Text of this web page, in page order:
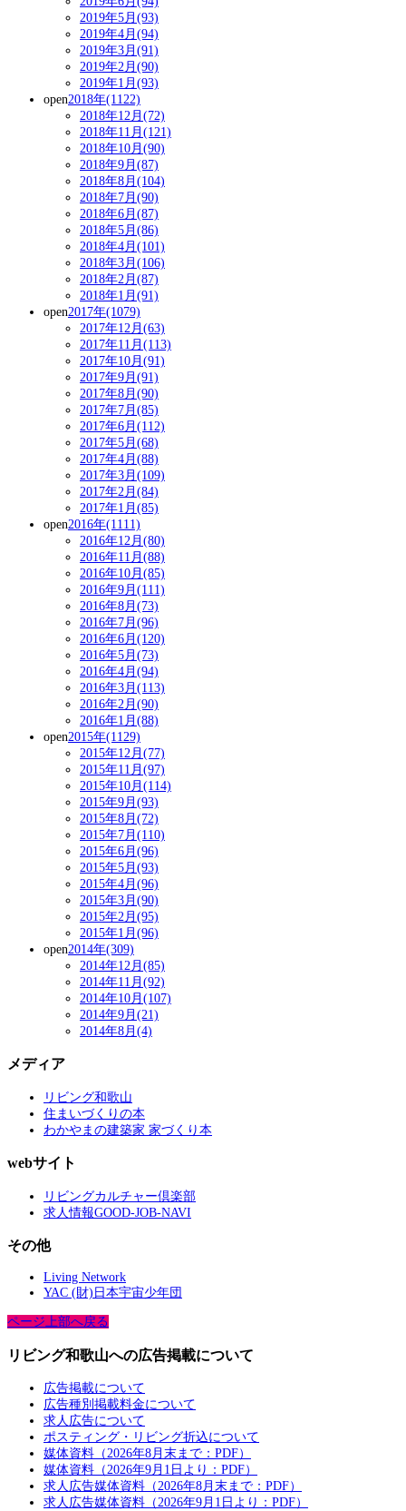
2019年5月(93)
2019年4月(94)
2019年3月(91)
2019年2月(90)
2019年1月(93)
open2018年(1122)
2018年12月(72)
2018年11月(121)
2018年10月(90)
2018年9月(87)
2018年8月(104)
2018年7月(90)
2018年6月(87)
2018年5月(86)
2018年4月(101)
2018年3月(106)
2018年2月(87)
2018年1月(91)
open2017年(1079)
2017年12月(63)
2017年11月(113)
2017年10月(91)
2017年9月(91)
2017年8月(90)
2017年7月(85)
2017年6月(112)
2017年5月(68)
2017年4月(88)
2017年3月(109)
2017年2月(84)
2017年1月(85)
open2016年(1111)
2016年12月(80)
2016年11月(88)
2016年10月(85)
2016年9月(111)
2016年8月(73)
2016年7月(96)
2016年6月(120)
2016年5月(73)
2016年4月(94)
2016年3月(113)
2016年2月(90)
2016年1月(88)
open2015年(1129)
2015年12月(77)
2015年11月(97)
2015年10月(114)
2015年9月(93)
2015年8月(72)
2015年7月(110)
2015年6月(96)
2015年5月(93)
2015年4月(96)
2015年3月(90)
2015年2月(95)
2015年1月(96)
open2014年(309)
2014年12月(85)
2014年11月(92)
2014年10月(107)
2014年9月(21)
2014年8月(4)
メディア
リビング和歌山
住まいづくりの本
わかやまの建築家 家づくり本
webサイト
リビングカルチャー倶楽部
求人情報GOOD-JOB-NAVI
その他
Living Network
YAC (財)日本宇宙少年団
ページ上部へ戻る
リビング和歌山への広告掲載について
広告掲載について
広告種別掲載料金について
求人広告について
ポスティング・リビング折込について
媒体資料（2026年8月末まで：PDF）
媒体資料（2026年9月1日より：PDF）
求人広告媒体資料（2026年8月末まで：PDF）
求人広告媒体資料（2026年9月1日より：PDF）